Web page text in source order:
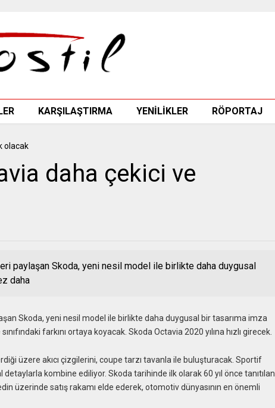
KARŞILAŞTIRMA YENİLİKLER RÖPORTAJ
daha çekici ve
paylaşan Skoda, yeni nesil model ile birlikte daha duygusal
daha
Skoda, yeni nesil model ile birlikte daha duygusal bir tasarıma imza
farkını ortaya koyacak. Skoda Octavia 2020 yılına hızlı girecek.
üzere akıcı çizgilerini, coupe tarzı tavanla ile buluşturacak. Sportif
kombine ediliyor. Skoda tarihinde ilk olarak 60 yıl önce tanıtılan
üzerinde satış rakamı elde ederek, otomotiv dünyasının en önemli